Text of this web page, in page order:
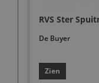
RVS Ster
De Buyer
Zien